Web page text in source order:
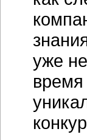
уже